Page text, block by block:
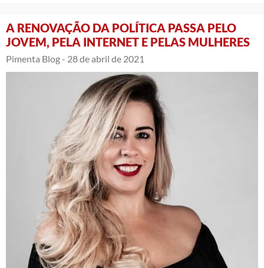
A RENOVAÇÃO DA POLÍTICA PASSA PELO
JOVEM, PELA INTERNET E PELAS MULHERES
Pimenta Blog - 28 de abril de 2021